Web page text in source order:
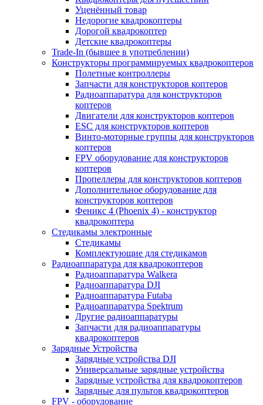
Уценённый товар
Недорогие квадрокоптеры
Дорогой квадрокоптер
Детские квадрокоптеры
Trade-In (бывшее в употреблении)
Конструкторы программируемых квадрокоптеров
Полетные контроллеры
Запчасти для конструкторов коптеров
Радиоаппаратура для конструкторов
коптеров
Двигатели для конструкторов коптеров
ESC для конструкторов коптеров
Винто-моторные группы для конструкторов
коптеров
FPV оборудование для конструкторов
коптеров
Пропеллеры для конструкторов коптеров
Дополнительное оборудование для
конструкторов коптеров
Феникс 4 (Phoenix 4) - конструктор
квадрокоптера
Cтедикамы электронные
Стедикамы
Комплектующие для стедикамов
Радиоаппаратура для квадрокоптеров
Радиоаппаратура Walkera
Радиоаппаратура DJI
Радиоаппаратура Futaba
Радиоаппаратура Spektrum
Другие радиоаппаратуры
Запчасти для радиоаппаратуры
квадрокоптеров
Зарядные Устройства
Зарядные устройства DJI
Универсальные зарядные устройства
Зарядные устройства для квадрокоптеров
Зарядные для пультов квадрокоптеров
FPV - оборудование